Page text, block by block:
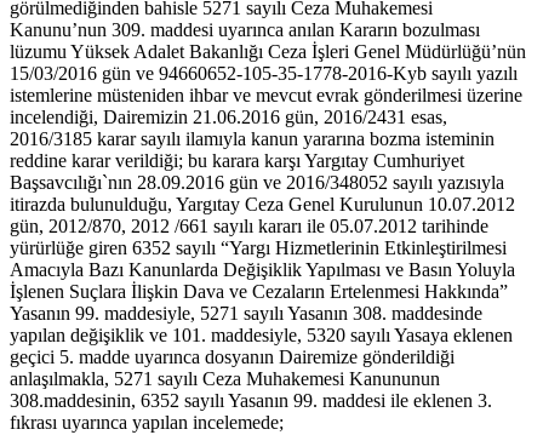
görülmediğinden bahisle 5271 sayılı Ceza Muhakemesi
Kanunu’nun 309. maddesi uyarınca anılan Kararın bozulması
lüzumu Yüksek Adalet Bakanlığı Ceza İşleri Genel Müdürlüğü’nün
15/03/2016 gün ve 94660652-105-35-1778-2016-Kyb sayılı yazılı
istemlerine müsteniden ihbar ve mevcut evrak gönderilmesi üzerine
incelendiği, Dairemizin 21.06.2016 gün, 2016/2431 esas,
2016/3185 karar sayılı ilamıyla kanun yararına bozma isteminin
reddine karar verildiği; bu karara karşı Yargıtay Cumhuriyet
Başsavcılığı`nın 28.09.2016 gün ve 2016/348052 sayılı yazısıyla
itirazda bulunulduğu, Yargıtay Ceza Genel Kurulunun 10.07.2012
gün, 2012/870, 2012 /661 sayılı kararı ile 05.07.2012 tarihinde
yürürlüğe giren 6352 sayılı “Yargı Hizmetlerinin Etkinleştirilmesi
Amacıyla Bazı Kanunlarda Değişiklik Yapılması ve Basın Yoluyla
İşlenen Suçlara İlişkin Dava ve Cezaların Ertelenmesi Hakkında”
Yasanın 99. maddesiyle, 5271 sayılı Yasanın 308. maddesinde
yapılan değişiklik ve 101. maddesiyle, 5320 sayılı Yasaya eklenen
geçici 5. madde uyarınca dosyanın Dairemize gönderildiği
anlaşılmakla, 5271 sayılı Ceza Muhakemesi Kanununun
308.maddesinin, 6352 sayılı Yasanın 99. maddesi ile eklenen 3.
fıkrası uyarınca yapılan incelemede;